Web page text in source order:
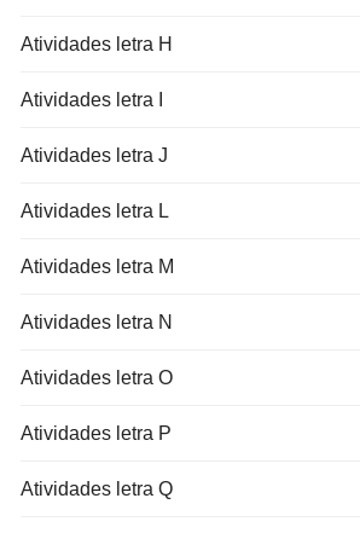
Atividades letra H
Atividades letra I
Atividades letra J
Atividades letra L
Atividades letra M
Atividades letra N
Atividades letra O
Atividades letra P
Atividades letra Q